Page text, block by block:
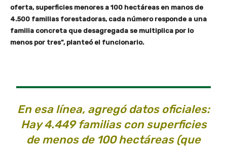
oferta, superficies menores a 100 hectáreas en manos de
4.500 familias forestadoras, cada número responde a una
familia concreta que desagregada se multiplica por lo
menos por tres”, planteó el funcionario.
En esa línea, agregó datos oficiales:
Hay 4.449 familias con superficies
de menos de 100 hectáreas (que